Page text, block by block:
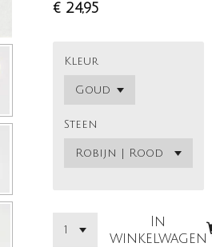
€ 24,95
Kleur
Steen
In
winkelwagen